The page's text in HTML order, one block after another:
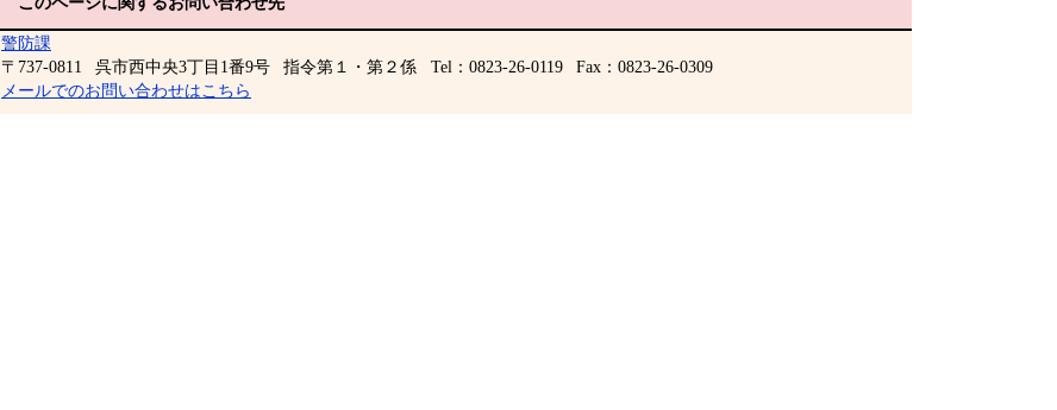
警防課
〒737-0811
呉市西中央3丁目1番9号 指令第１・第２係 Tel：0823-26-0119
Fax：0823-26-0309
メールでのお問い合わせはこちら